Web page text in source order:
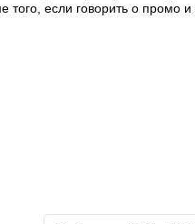
того, если говорить о промо